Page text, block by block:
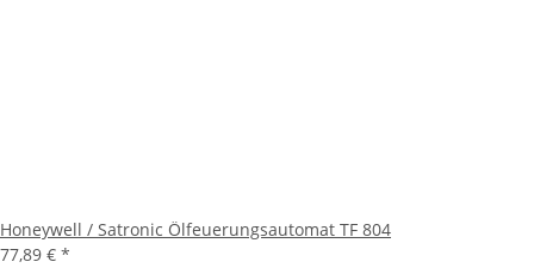
Honeywell / Satronic Ölfeuerungsautomat TF 804
77,89 € *